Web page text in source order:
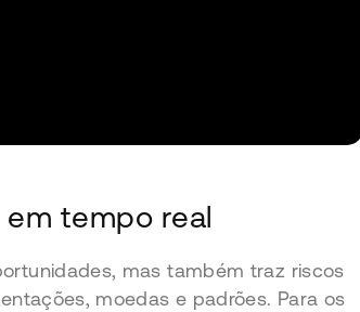
tempo real
mas também traz riscos
moedas e padrões. Para os